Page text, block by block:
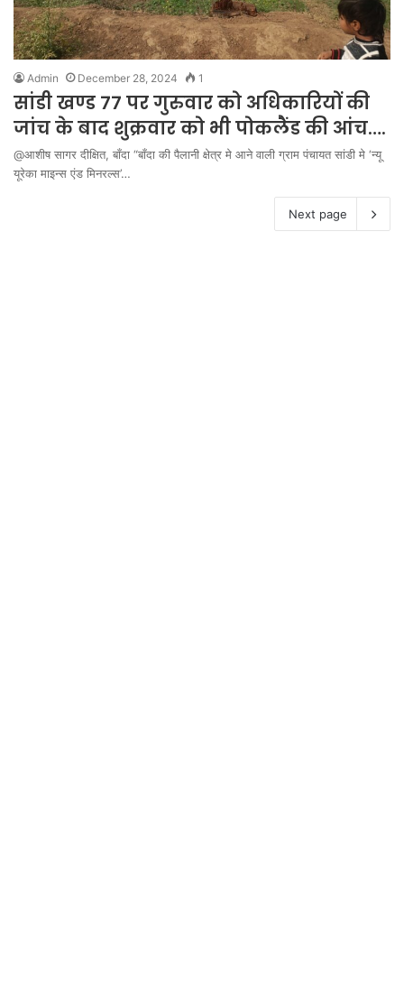
Admin December 28, 2024 1
सांडी खण्ड 77 पर गुरुवार को अधिकारियों की
जांच के बाद शुक्रवार को भी पोकलैंड की आंच….
@आशीष सागर दीक्षित, बाँदा “बाँदा की पैलानी क्षेत्र मे आने वाली ग्राम पंचायत सांडी मे ‘न्यू
यूरेका माइन्स एंड मिनरल्स’…
Next page